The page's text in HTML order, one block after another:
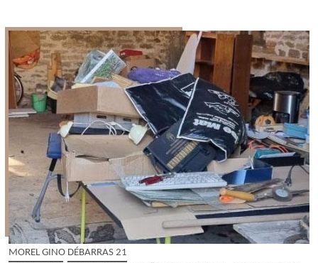
MOREL GINO DÉBARRAS 21